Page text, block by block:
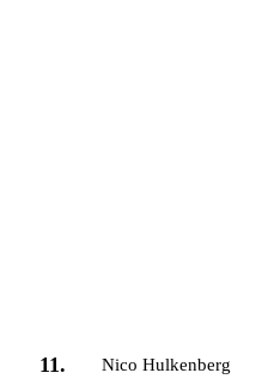
11. Nico Hulkenberg